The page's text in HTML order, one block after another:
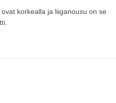
korkealla ja liiganousu on se